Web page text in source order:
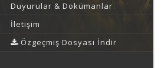
Duyurular & Dokümanlar
İletişim
Özgeçmiş Dosyası İndir